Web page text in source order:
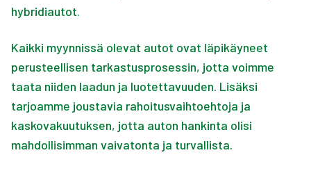
hybridiautot.
Kaikki myynnissä olevat autot ovat läpikäyneet
perusteellisen tarkastusprosessin, jotta voimme
taata niiden laadun ja luotettavuuden. Lisäksi
tarjoamme joustavia rahoitusvaihtoehtoja ja
kaskovakuutuksen, jotta auton hankinta olisi
mahdollisimman vaivatonta ja turvallista.